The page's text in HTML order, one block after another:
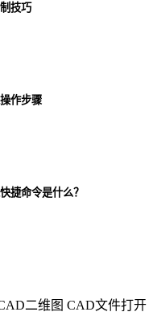
技巧
作步骤
捷命令是什么？
二维图 CAD文件打开